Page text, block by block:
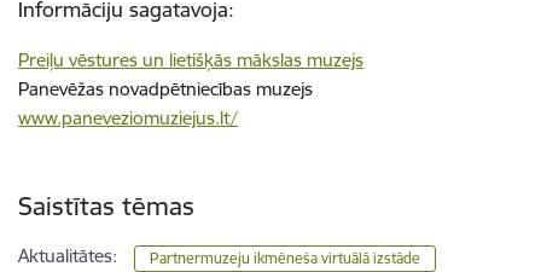
Informāciju sagatavoja:
Preiļu vēstures un lietišķās mākslas muzejs
Panevēžas novadpētniecības muzejs
www.paneveziomuziejus.lt/
Saistītas tēmas
Aktualitātes: Partnermuzeju ikmēneša virtuālā izstāde